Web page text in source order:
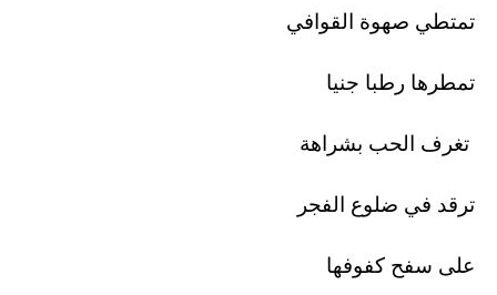
تمتطي صهوة القوافي
تمطرها رطبا جنيا
تغرف الحب بشراهة
ترقد في ضلوع الفجر
على سفح كفوفها